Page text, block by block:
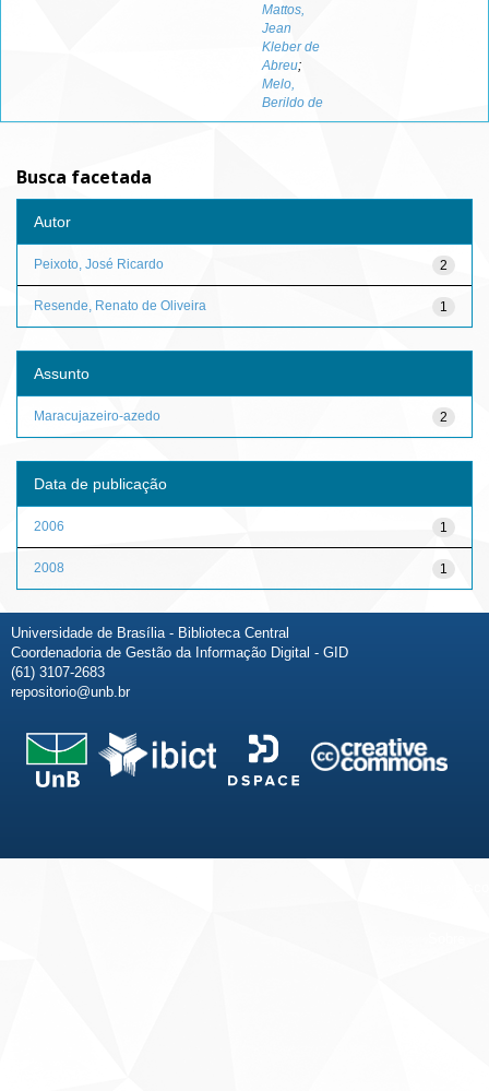
Mattos,
Jean
Kleber de
Abreu;
Melo,
Berildo de
Busca facetada
Autor
2
Peixoto, José Ricardo
1
Resende, Renato de Oliveira
Assunto
2
Maracujazeiro-azedo
Data de publicação
1
2006
1
2008
Universidade de Brasília - Biblioteca Central
Coordenadoria de Gestão da Informação Digital - GID
(61) 3107-2683
repositorio@unb.br